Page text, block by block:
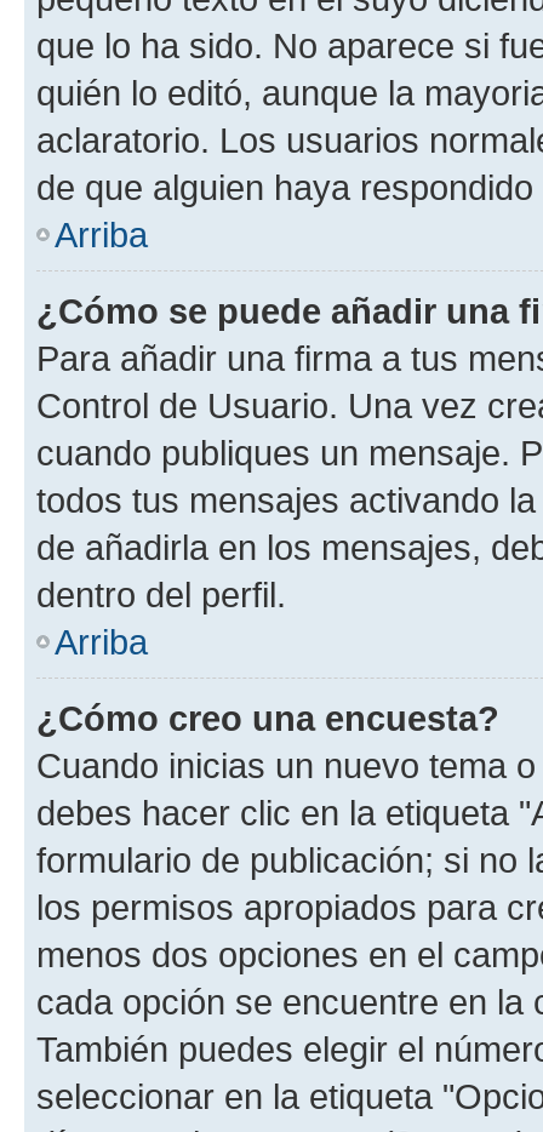
que lo ha sido. No aparece si
quién lo editó, aunque la
aclaratorio. Los usuarios
de que alguien haya
Arriba
¿Cómo se puede añadir una
Para añadir una firma a tus
Control de Usuario. Una vez
cuando publiques un mensaje.
todos tus mensajes activando
de añadirla en los mensajes,
dentro del perfil.
Arriba
¿Cómo creo una encuesta?
Cuando inicias un nuevo tema
debes hacer clic en la etiqueta
formulario de publicación; si no
los permisos apropiados para
menos dos opciones en el
cada opción se encuentre en
También puedes elegir el
seleccionar en la etiqueta